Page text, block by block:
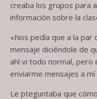
creaba los grupos para
información sobre la
«Nos pedía que a la par
mensaje diciéndole de
ahí vi todo normal, pero
enviarme mensajes a
Le pteguntaba que